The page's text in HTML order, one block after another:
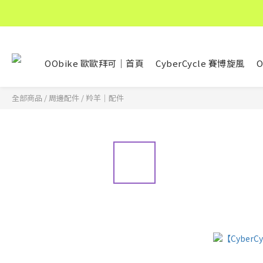
OObike 歐歐拜可｜首頁 CyberCycle 賽博旋風
全部商品 / 周邊配件 / 羚羊｜配件